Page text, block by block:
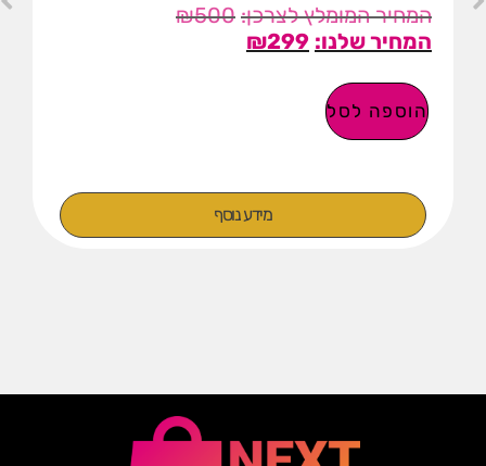
₪500
₪299
הוספה לסל
מידע נוסף